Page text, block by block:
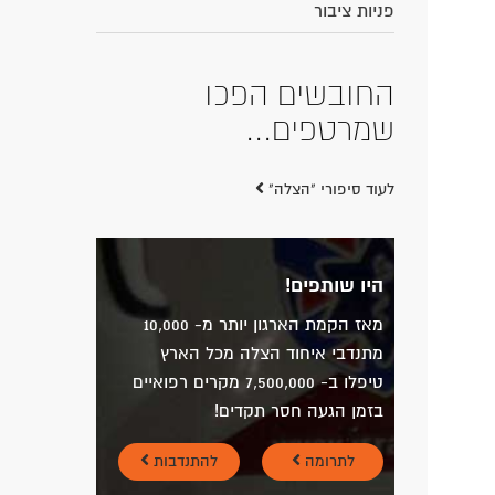
פניות ציבור
החובשים הפכו
שמרטפים...
לעוד סיפורי "הצלה"
היו שותפים!
מאז הקמת הארגון יותר מ- 10,000
מתנדבי איחוד הצלה מכל הארץ
טיפלו ב- 7,500,000 מקרים רפואיים
בזמן הגעה חסר תקדים!
לתרומה להתנדבות